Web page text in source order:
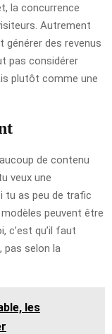
la concurrence
Autrement
générer des revenus
pas considérer
plutôt comme une
de contenu
veux une
tu as peu de trafic
peuvent être
c’est qu’il faut
pas selon la
les